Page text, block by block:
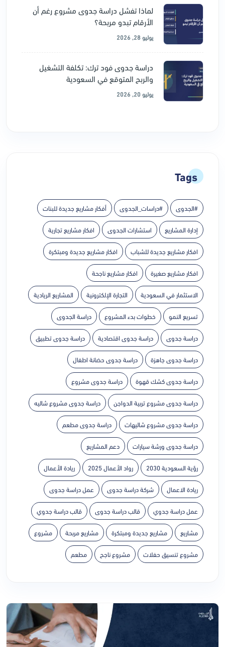
لماذا تفشل دراسة جدوى مشروع رغم أن
الأرقام تبدو مربحة؟
يوليو 28, 2026
دراسة جدوى فود ترك: تكلفة التشغيل
والربح المتوقع في السعودية
يوليو 20, 2026
Tags
#الجدوى #دراسات_الجدوى أفكار مشاريع جديدة للبنات
إدارة المشاريع استشارات الجدوى افكار مشاريع تجارية
افكار مشاريع جديدة للشباب افكار مشاريع جديدة ومبتكرة
افكار مشاريع صغيرة افكار مشاريع ناجحة
الاستثمار في السعودية التجارة الإلكترونية المشاريع الريادية
تسريع النمو خطوات بدء المشروع دراسة الجدوى
دراسة جدوى دراسة جدوى اقتصادية دراسة جدوى تطبيق
دراسة جدوى جاهزة دراسة جدوى حضانة اطفال
دراسة جدوى كشك قهوة دراسة جدوى مشروع
دراسة جدوى مشروع تربية الدواجن دراسة جدوى مشروع شاليه
دراسة جدوى مشروع شاليهات دراسة جدوى مطعم
دراسة جدوى ورشة سيارات دعم المشاريع
رؤية السعودية 2030 رواد الأعمال 2025 ريادة الأعمال
ريادة الاعمال شركة دراسة جدوى عمل دراسة جدوى
عمل دراسة جدوي قالب دراسة جدوى قالب دراسة جدوي
مشاريع مشاريع جديدة ومبتكرة مشاريع مربحة مشروع
مشروع تنسيق حفلات مشروع ناجح مطعم